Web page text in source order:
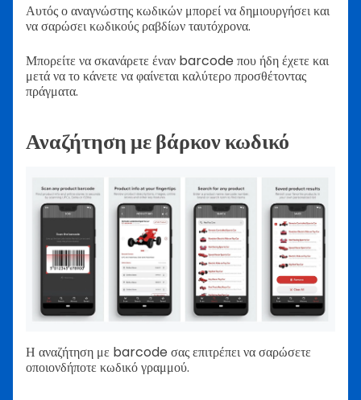
Αυτός ο αναγνώστης κωδικών μπορεί να δημιουργήσει και
να σαρώσει κωδικούς ραβδίων ταυτόχρονα.
Μπορείτε να σκανάρετε έναν barcode που ήδη έχετε και
μετά να το κάνετε να φαίνεται καλύτερο προσθέτοντας
πράγματα.
Αναζήτηση με βάρκον κωδικό
Η αναζήτηση με barcode σας επιτρέπει να σαρώσετε
οποιονδήποτε κωδικό γραμμού.